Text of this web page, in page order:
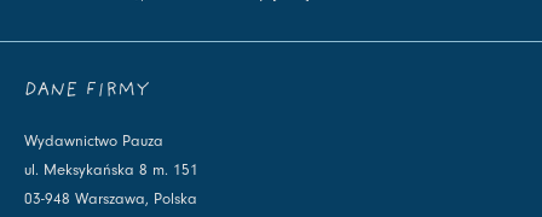
DANE FIRMY
Wydawnictwo Pauza
ul. Meksykańska 8 m. 151
03-948 Warszawa, Polska